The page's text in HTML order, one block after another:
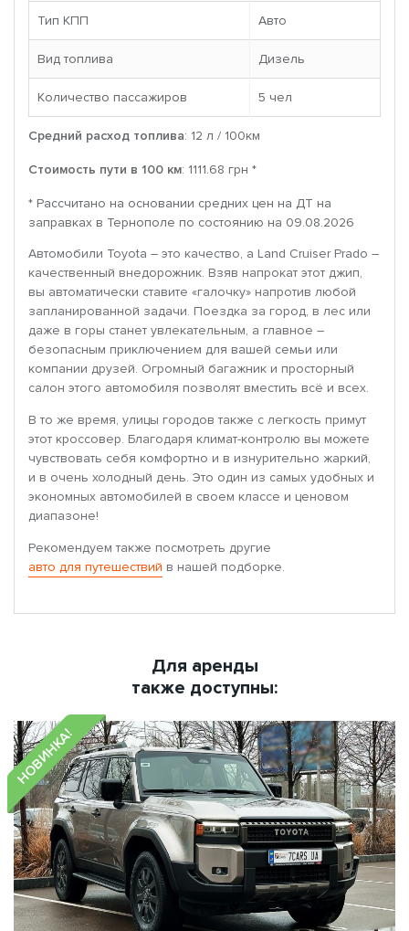
Тип КПП Авто
Вид топлива Дизель
Количество пассажиров 5 чел
Средний расход топлива: 12 л / 100км
Стоимость пути в 100 км: 1111.68 грн *
* Рассчитано на основании средних цен на ДТ на
заправках в Тернополе по состоянию на 09.08.2026
Автомобили Toyota – это качество, а Land Cruiser Prado –
качественный внедорожник. Взяв напрокат этот джип,
вы автоматически ставите «галочку» напротив любой
запланированной задачи. Поездка за город, в лес или
даже в горы станет увлекательным, а главное –
безопасным приключением для вашей семьи или
компании друзей. Огромный багажник и просторный
салон этого автомобиля позволят вместить всё и всех.
В то же время, улицы городов также с легкость примут
этот кроссовер. Благодаря климат-контролю вы можете
чувствовать себя комфортно и в изнурительно жаркий,
и в очень холодный день. Это один из самых удобных и
экономных автомобилей в своем классе и ценовом
диапазоне!
Рекомендуем также посмотреть другие
авто для путешествий в нашей подборке.
Для аренды
также доступны:
НОВИНКА!